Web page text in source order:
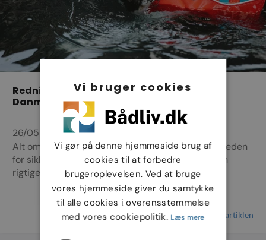
Redningsveste: Sikkerhed og lovgivning i
Danmark
26/05-2024
Alt om redningsveste: funktioner, typer og vigtigheden
for sikkerhed til søs. Læs vores guide og vælg den
rigtige rednin...
Læs artiklen
Vi bruger cookies
Vi gør på denne hjemmeside brug af
cookies til at forbedre
brugeroplevelsen. Ved at bruge
vores hjemmeside giver du samtykke
til alle cookies i overensstemmelse
med vores cookiepolitik. Læs mere